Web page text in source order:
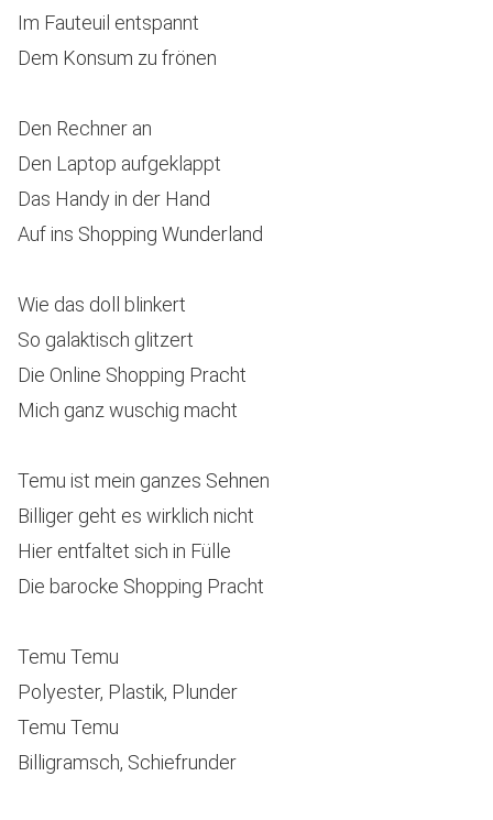
Im Fauteuil entspannt
Dem Konsum zu frönen
Den Rechner an
Den Laptop aufgeklappt
Das Handy in der Hand
Auf ins Shopping Wunderland
Wie das doll blinkert
So galaktisch glitzert
Die Online Shopping Pracht
Mich ganz wuschig macht
Temu ist mein ganzes Sehnen
Billiger geht es wirklich nicht
Hier entfaltet sich in Fülle
Die barocke Shopping Pracht
Temu Temu
Polyester, Plastik, Plunder
Temu Temu
Billigramsch, Schiefrunder